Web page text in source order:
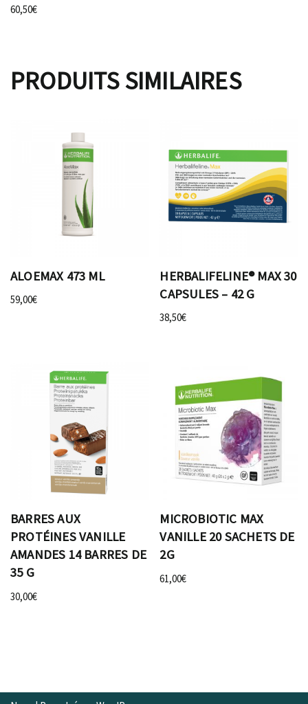
60,50€
PRODUITS SIMILAIRES
ALOEMAX 473 ML
59,00€
HERBALIFELINE® MAX 30
CAPSULES – 42 G
38,50€
BARRES AUX
PROTÉINES VANILLE
AMANDES 14 BARRES DE
35 G
30,00€
MICROBIOTIC MAX
VANILLE 20 SACHETS DE
2G
61,00€